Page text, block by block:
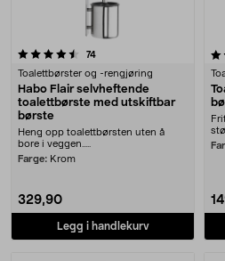
74anmeldelser
Toalettbørster og -rengjøring
Habo Flair selvheftende
toalettbørste med utskiftbar
børste
Heng opp toalettbørsten uten å
bore i veggen.....
Farge: Krom
329,90
Legg i handlekurv
4.0 av 5 stjerner